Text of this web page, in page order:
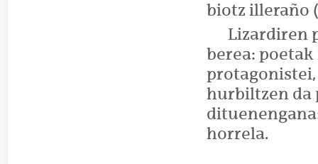
biotz illeraño
Lizardiren
berea:
hurbiltzen da
horrela.